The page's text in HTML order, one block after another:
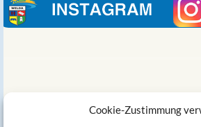
Cookie-Zustimmung